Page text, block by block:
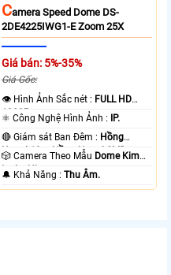
CAmera Speed Dome DS-
2DE4225IWG1-E Zoom 25X
Giá bán: 5%-35%
Giá Gốc:
👁 Hình Ảnh Sắc nét : FULL HD
1080P .
⚛️ Công Nghệ Hình Ảnh :
IP.
🔴 Giám sát Ban Đêm : Hồng
Ngoại 10m Hồng Ngoại SMD.
🎲 Camera Theo Mẫu Dome Kim
loại + Nhựa.
️🔔 Khả Năng :Thu Âm.